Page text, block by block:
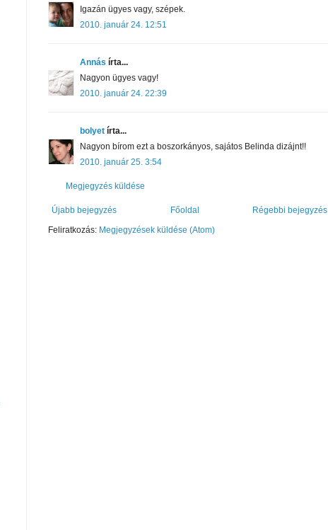
Igazán ügyes vagy, szépek.
2010. január 24. 12:51
Annás írta...
Nagyon ügyes vagy!
2010. január 24. 22:39
bolyet írta...
Nagyon bírom ezt a boszorkányos, sajátos Belinda dizájnt!!
2010. január 25. 3:54
Megjegyzés küldése
Újabb bejegyzés Régebbi bejegyzés
Főoldal
Feliratkozás: Megjegyzések küldése (Atom)